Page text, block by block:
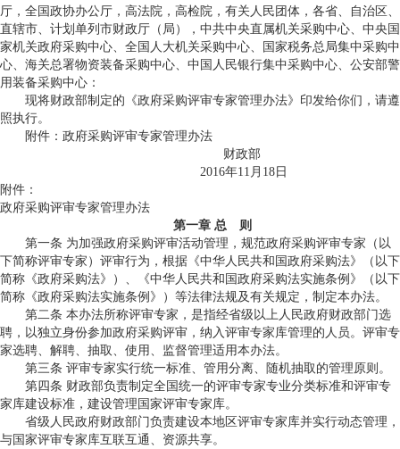
厅，全国政协办公厅，高法院，高检院，有关人民团体，各省、自治区、
直辖市、计划单列市财政厅（局），中共中央直属机关采购中心、中央国
家机关政府采购中心、全国人大机关采购中心、国家税务总局集中采购中
心、海关总署物资装备采购中心、中国人民银行集中采购中心、公安部警
用装备采购中心：
现将财政部制定的《政府采购评审专家管理办法》印发给你们，请遵
照执行。
附件：政府采购评审专家管理办法
财政部
2016年11月18日
附件：
政府采购评审专家管理办法
第一章 总 则
第一条 为加强政府采购评审活动管理，规范政府采购评审专家（以
下简称评审专家）评审行为，根据《中华人民共和国政府采购法》（以下
简称《政府采购法》）、《中华人民共和国政府采购法实施条例》（以下
简称《政府采购法实施条例》）等法律法规及有关规定，制定本办法。
第二条 本办法所称评审专家，是指经省级以上人民政府财政部门选
聘，以独立身份参加政府采购评审，纳入评审专家库管理的人员。评审专
家选聘、解聘、抽取、使用、监督管理适用本办法。
第三条 评审专家实行统一标准、管用分离、随机抽取的管理原则。
第四条 财政部负责制定全国统一的评审专家专业分类标准和评审专
家库建设标准，建设管理国家评审专家库。
省级人民政府财政部门负责建设本地区评审专家库并实行动态管理，
与国家评审专家库互联互通、资源共享。